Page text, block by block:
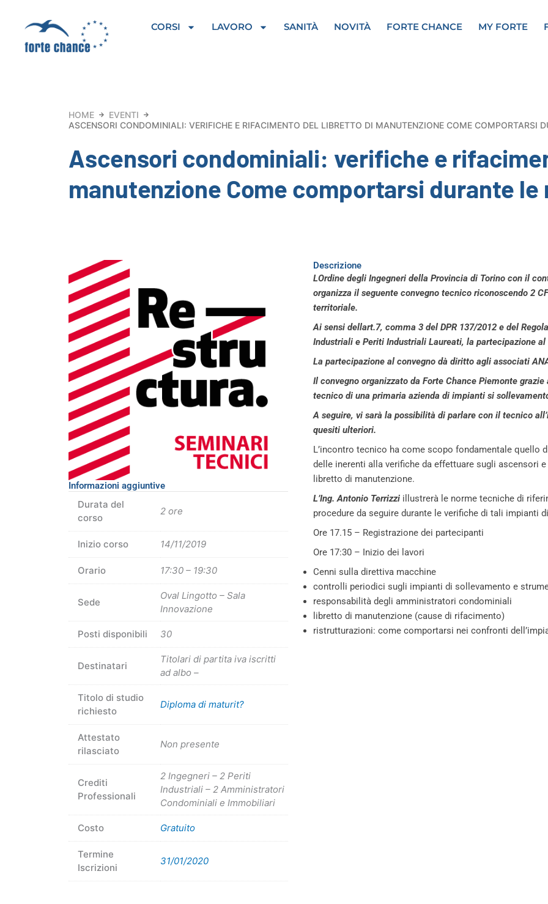
contenuto
CORSI LAVORO SANITÀ NOVITÀ FORTE CHANCE MY FORTE
HOME
EVENTI
ASCENSORI CONDOMINIALI: VERIFICHE E RIFACIMENTO DEL LIBRETTO DI MANUTENZIONE COME COMPORTARSI
Ascensori condominiali: verifiche e
manutenzione Come comportarsi durante
Informazioni aggiuntive
Durata del
corso
2 ore
Inizio corso 14/11/2019
Orario 17:30 – 19:30
Sede
Oval Lingotto – Sala
Innovazione
Posti disponibili 30
Destinatari
Titolari di partita iva iscritti
ad albo –
Titolo di studio
richiesto
Diploma di maturit?
Attestato
rilasciato
Non presente
Crediti
Professionali
2 Ingegneri – 2 Periti
Industriali – 2 Amministratori
Condominiali e Immobiliari
Costo Gratuito
Termine
Iscrizioni
31/01/2020
Descrizione
LOrdine degli Ingegneri della Provincia di Torino con il
organizza il seguente convegnotecnico riconoscendo 2
territoriale.
Ai sensi dellart.7, comma 3 del DPR 137/2012 e del
Industriali e Periti Industriali Laureati, la partecipazione al
La partecipazione al convegno dà diritto agli associati
Il convegno organizzato da Forte Chance Piemonte
tecnico di una primaria azienda di impianti si
A seguire, vi sarà la possibilità di parlare con il tecnico
quesiti ulteriori.
L’incontro tecnico ha come scopo fondamentale quello
delle inerenti alla verifiche da effettuare sugli ascensori
libretto di manutenzione.
L’Ing. Antonio Terrizzi illustrerà le norme tecniche di
procedure da seguire durante le verifiche di tali impianti
Ore 17.15 – Registrazione dei partecipanti
Ore 17:30 – Inizio dei lavori
Cenni sulla direttiva macchine
controlli periodici sugli impianti di sollevamento e
responsabilità degli amministratori condominiali
libretto di manutenzione (cause di rifacimento)
ristrutturazioni: come comportarsi nei confronti